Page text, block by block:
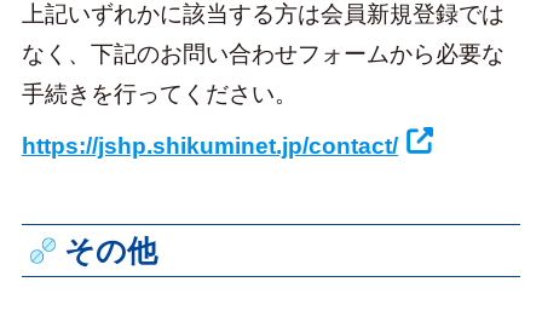
上記いずれかに該当する方は会員新規登録では
なく、下記のお問い合わせフォームから必要な
手続きを行ってください。
https://jshp.shikuminet.jp/contact/
その他